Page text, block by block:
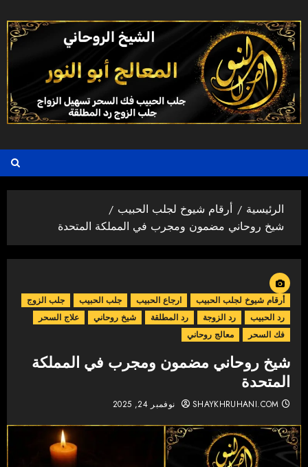
إلى
المحتوى
الرئيسية
أرقام شيوخ لجلب الحبيب
شيخ روحاني مضمون ومجرب في المملكة المتحدة
أرقام شيوخ لجلب الحبيب ارجاع الحبيب جلب الحبيب
جلب الزوج
رد الحبيب
رد الزوجة رد المطلقة شيخ روحاني
علاج السحر
فك السحر
معالج روحاني
شيخ روحاني مضمون ومجرب في المملكة
المتحدة
SHAYKHRUHANI.COM نوفمبر 24, 2025